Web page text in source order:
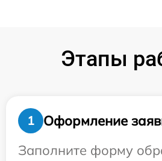
Этапы
1
Оформление
Заполните форму